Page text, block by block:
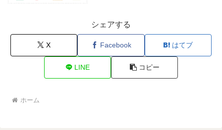
シェアする
X Facebook はてブ
LINE コピー
ホーム